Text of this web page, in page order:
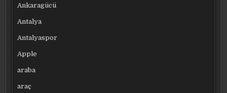
Ankaragücü
Antalya
Antalyaspor
Apple
araba
araç